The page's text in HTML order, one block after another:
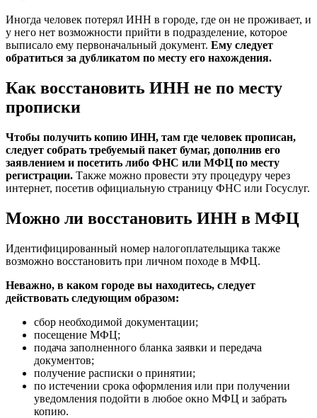
Иногда человек потерял ИНН в городе, где он не проживает, и
у него нет возможности прийти в подразделение, которое
выписало ему первоначальный документ. Ему следует
обратиться за дубликатом по месту его нахождения.
Как восстановить ИНН не по месту
прописки
Чтобы получить копию ИНН, там где человек прописан,
следует собрать требуемый пакет бумаг, дополнив его
заявлением и посетить либо ФНС или МФЦ по месту
регистрации. Также можно провести эту процедуру через
интернет, посетив официальную страницу ФНС или Госуслуг.
Можно ли восстановить ИНН в МФЦ
Идентифицированный номер налогоплательщика также
возможно восстановить при личном походе в МФЦ.
Неважно, в каком городе вы находитесь, следует
действовать следующим образом:
сбор необходимой документации;
посещение МФЦ;
подача заполненного бланка заявки и передача
документов;
получение расписки о принятии;
по истечении срока оформления или при получении
уведомления подойти в любое окно МФЦ и забрать
копию.